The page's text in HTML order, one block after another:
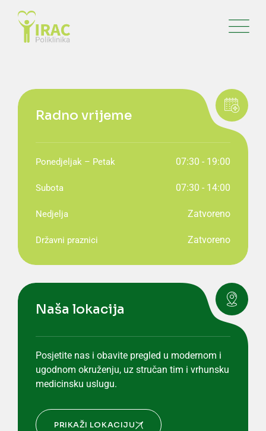
Radno vrijeme
Ponedjeljak – Petak 07:30 - 19:00
Subota 07:30 - 14:00
Nedjelja Zatvoreno
Državni praznici Zatvoreno
Naša lokacija
Posjetite nas i obavite pregled u modernom i
ugodnom okruženju, uz stručan tim i vrhunsku
medicinsku uslugu.
PRIKAŽI LOKACIJU